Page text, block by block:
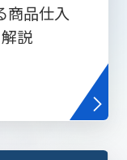
商品仕入
説